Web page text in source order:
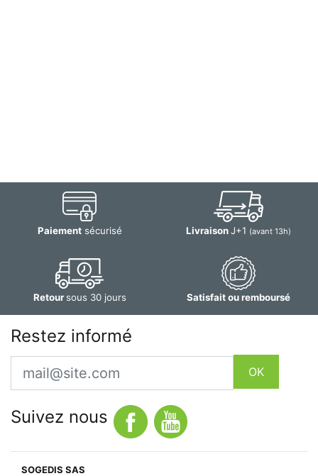
Paiementsécurisé LivraisonJ+1 (avant 13h)
Retoursous 30 jours Satisfait ou remboursé
Restez informé
Email
OK
Suivez nous
SOGEDIS SAS